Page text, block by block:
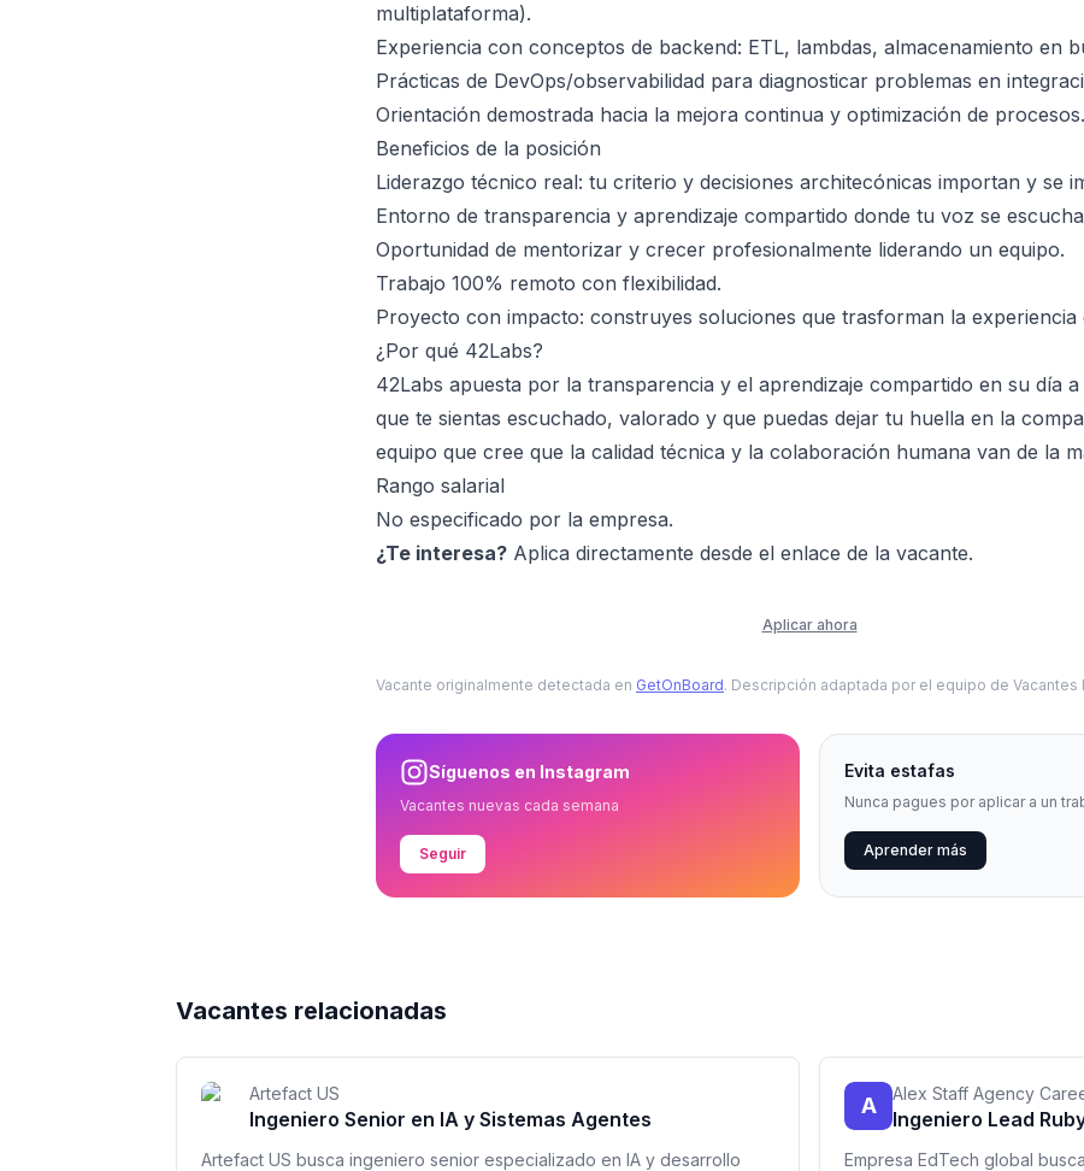
multiplataforma).
Experiencia con conceptos de backend: ETL, lambdas, almacenamiento en
Prácticas de DevOps/observabilidad para diagnosticar problemas en
Orientación demostrada hacia la mejora continua y optimización de procesos.
Beneficios de la posición
Liderazgo técnico real: tu criterio y decisiones architecónicas importan y se
Entorno de transparencia y aprendizaje compartido donde tu voz se
Oportunidad de mentorizar y crecer profesionalmente liderando un equipo.
Trabajo 100% remoto con flexibilidad.
Proyecto con impacto: construyes soluciones que trasforman la experiencia
¿Por qué 42Labs?
42Labs apuesta por la transparencia y el aprendizaje compartido en su día a
que te sientas escuchado, valorado y que puedas dejar tu huella en la
equipo que cree que la calidad técnica y la colaboración humana van de la
Rango salarial
No especificado por la empresa.
¿Te interesa? Aplica directamente desde el enlace de la vacante.
Aplicar ahora
Vacante originalmente detectada en GetOnBoard. Descripción adaptada por el equipo de Vacantes
Síguenos en Instagram
Vacantes nuevas cada semana
Seguir
Evita estafas
Nunca pagues por aplicar a un
Aprender más
Vacantes relacionadas
Artefact US
Ingeniero Senior en IA y Sistemas Agentes
Artefact US busca ingeniero senior especializado en IA y desarrollo
A Alex Staff Agency
Ingeniero Lead
Empresa EdTech global